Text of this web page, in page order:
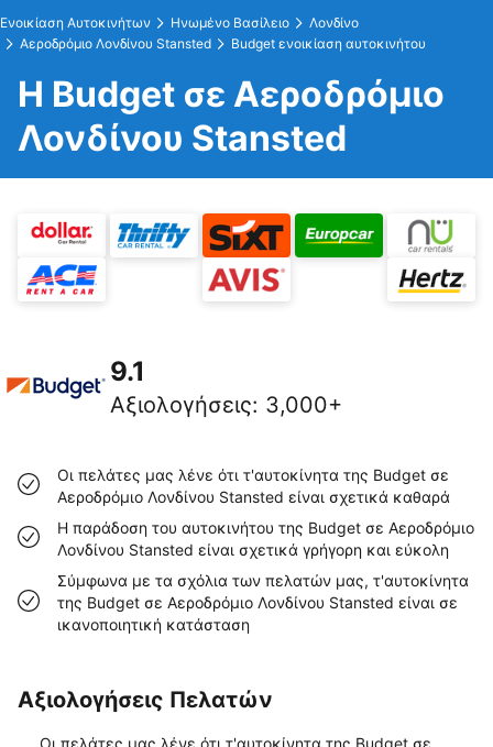
Ενοικίαση Αυτοκινήτων Ηνωμένο Βασίλειο
Λονδίνο
Αεροδρόμιο Λονδίνου Stansted
Budget ενοικίαση αυτοκινήτου
Η Budget σε Αεροδρόμιο
Λονδίνου Stansted
9.1
Αξιολογήσεις: 3,000+
Οι πελάτες μας λένε ότι τ'αυτοκίνητα της Budget σε
Αεροδρόμιο Λονδίνου Stansted είναι σχετικά καθαρά
Η παράδοση του αυτοκινήτου της Budget σε Αεροδρόμιο
Λονδίνου Stansted είναι σχετικά γρήγορη και εύκολη
Σύμφωνα με τα σχόλια των πελατών μας, τ'αυτοκίνητα
της Budget σε Αεροδρόμιο Λονδίνου Stansted είναι σε
ικανοποιητική κατάσταση
Αξιολογήσεις Πελατών
Οι πελάτες μας λένε ότι τ'αυτοκίνητα της Budget σε